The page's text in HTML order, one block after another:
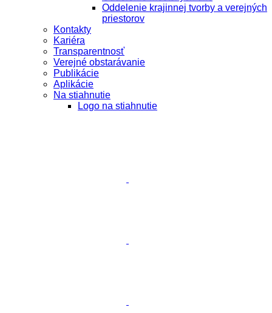
Oddelenie krajinnej tvorby a verejných
priestorov
Kontakty
Kariéra
Transparentnosť
Verejné obstarávanie
Publikácie
Aplikácie
Na stiahnutie
Logo na stiahnutie